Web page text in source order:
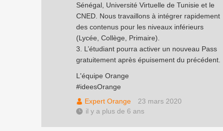
Sénégal, Université Virtuelle de Tunisie et le
CNED. Nous travaillons à intégrer rapidement
des contenus pour les niveaux inférieurs
(Lycée, Collège, Primaire).
3. L’étudiant pourra activer un nouveau Pass
gratuitement après épuisement du précédent.
L'équipe Orange
#ideesOrange
Expert Orange
23 mars 2020
il y a plus de 6 ans